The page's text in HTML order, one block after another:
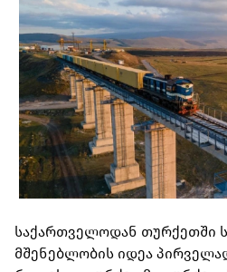
საქართველოდან თურქეთში
მშენებლობის იდეა